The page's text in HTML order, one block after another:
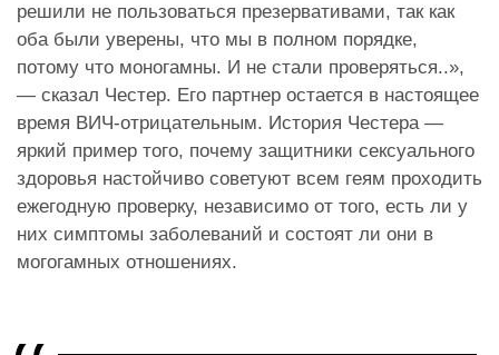
решили не пользоваться презервативами, так как
оба были уверены, что мы в полном порядке,
потому что моногамны. И не стали проверяться..»,
— сказал Честер. Его партнер остается в настоящее
время ВИЧ-отрицательным. История Честера —
яркий пример того, почему защитники сексуального
здоровья настойчиво советуют всем геям проходить
ежегодную проверку, независимо от того, есть ли у
них симптомы заболеваний и состоят ли они в
могогамных отношениях.